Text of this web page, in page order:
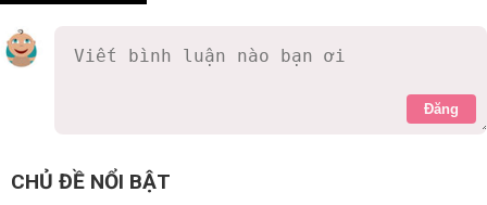
Đăng
CHỦ ĐỀ NỔI BẬT